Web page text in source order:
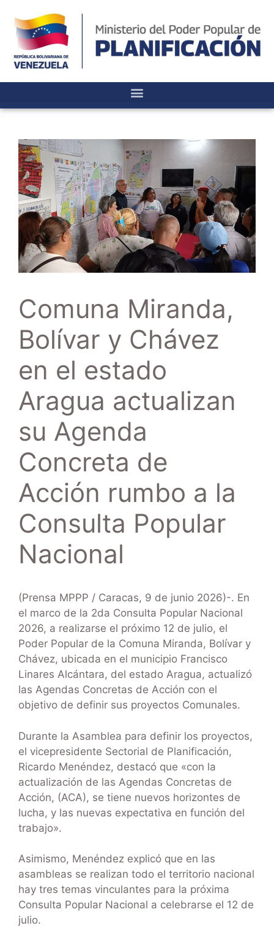
Comuna Miranda,
Bolívar y Chávez
en el estado
Aragua actualizan
su Agenda
Concreta de
Acción rumbo a la
Consulta Popular
Nacional
(Prensa MPPP / Caracas, 9 de junio 2026)-. En
el marco de la 2da Consulta Popular Nacional
2026, a realizarse el próximo 12 de julio, el
Poder Popular de la Comuna Miranda, Bolívar y
Chávez, ubicada en el municipio Francisco
Linares Alcántara, del estado Aragua, actualizó
las Agendas Concretas de Acción con el
objetivo de definir sus proyectos Comunales.
Durante la Asamblea para definir los proyectos,
el vicepresidente Sectorial de Planificación,
Ricardo Menéndez, destacó que «con la
actualización de las Agendas Concretas de
Acción, (ACA), se tiene nuevos horizontes de
lucha, y las nuevas expectativa en función del
trabajo».
Asimismo, Menéndez explicó que en las
asambleas se realizan todo el territorio nacional
hay tres temas vinculantes para la próxima
Consulta Popular Nacional a celebrarse el 12 de
julio.